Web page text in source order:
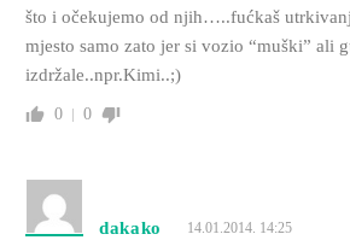
što i očekujemo od njih…..fućkaš
mjesto samo zato jer si vozio “muški” ali
izdržale..npr.Kimi..;)
0 0
dakako 14.01.2014. 14:25